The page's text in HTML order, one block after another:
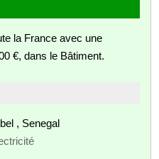
la France avec une
€, dans le Bâtiment.
, Senegal